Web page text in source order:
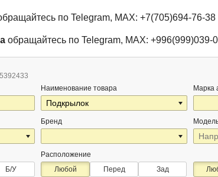
по Telegram, MAX: +7(705)694-76-
обращайтесь по Telegram, MAX: +996(999)039-
5392433
Наименование товара
Бренд
Марка
Б/У
Расположение
Любой
Перед Зад